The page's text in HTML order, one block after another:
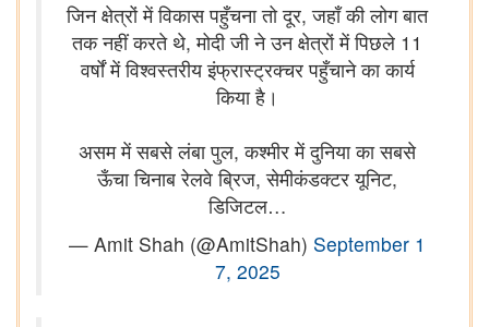
जिन क्षेत्रों में विकास पहुँचना तो दूर, जहाँ की लोग बात
तक नहीं करते थे, मोदी जी ने उन क्षेत्रों में पिछले 11
वर्षों में विश्वस्तरीय इंफ्रास्ट्रक्चर पहुँचाने का कार्य
किया है।
असम में सबसे लंबा पुल, कश्मीर में दुनिया का सबसे
ऊँचा चिनाब रेलवे ब्रिज, सेमीकंडक्टर यूनिट,
डिजिटल…
— Amit Shah (@AmitShah) September 1
7, 2025